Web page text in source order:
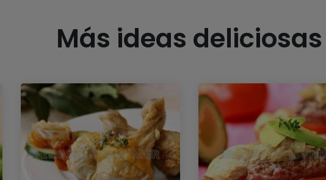
Más ideas deliciosas